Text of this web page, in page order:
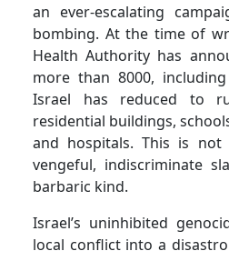
an ever-escalating
bombing. At the time of
Health Authority has
more than 8000,
Israel has reduced to
residential buildings,
and hospitals. This is not
vengeful, indiscriminate
barbaric kind.
Israel’s uninhibited
local conflict into a